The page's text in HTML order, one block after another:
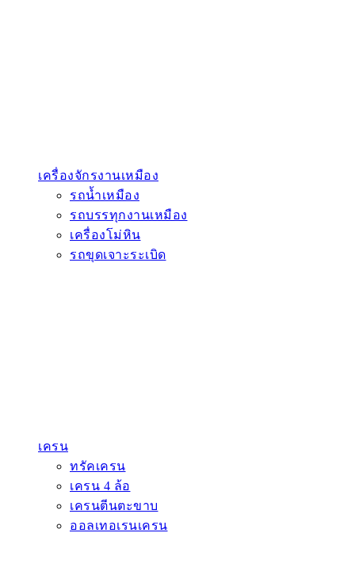
เครื่องจักรงานเหมือง
รถน้ำเหมือง
รถบรรทุกงานเหมือง
เครื่องโม่หิน
รถขุดเจาะระเบิด
เครน
ทรัคเครน
เครน 4 ล้อ
เครนตีนตะขาบ
ออลเทอเรนเครน